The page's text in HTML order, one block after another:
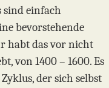
sind einfach
bevorstehende
habt das vor nicht
von 1400 – 1600. Es
der sich selbst